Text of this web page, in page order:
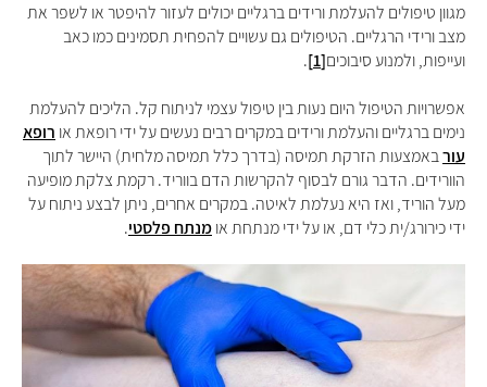
מגוון טיפולים להעלמת ורידים ברגלייםיכולים לעזור להיפטר או לשפר את
מצב ורידי הרגליים. הטיפולים גם עשויים להפחית תסמינים כמו כאב
ועייפות, ולמנוע סיבוכים[1]
.
אפשרויות הטיפול היום נעות בין טיפול עצמי לניתוח קל. הליכים להעלמת
נימים ברגליים והעלמת ורידיםבמקרים רבים נעשים על ידי רופאת או רופא
עורבאמצעות הזרקת תמיסה (בדרך כלל תמיסה מלחית) היישר לתוך
הוורידים. הדבר גורם לבסוף להקרשות הדם בווריד. רקמת צלקת מופיעה
מעל הוריד, ואז היא נעלמת לאיטה.במקרים אחרים, ניתן לבצע ניתוח על
ידי כירורג/ית כלי דם, או על ידי מנתחת אומנתח פלסטי.